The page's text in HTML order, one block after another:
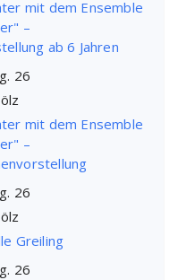
mit dem Ensemble
–
ab 6 Jahren
26
mit dem Ensemble
–
26
Greiling
26